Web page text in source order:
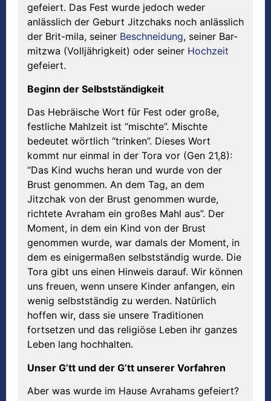
gefeiert. Das Fest wurde jedoch weder
anlässlich der Geburt Jitzchaks noch anlässlich
der Brit-mila, seiner Beschneidung, seiner Bar-
mitzwa (Volljährigkeit) oder seiner Hochzeit
gefeiert.
Beginn der Selbstständigkeit
Das Hebräische Wort für Fest oder große,
festliche Mahlzeit ist “mischte”. Mischte
bedeutet wörtlich “trinken”. Dieses Wort
kommt nur einmal in der Tora vor (Gen 21,8):
“Das Kind wuchs heran und wurde von der
Brust genommen. An dem Tag, an dem
Jitzchak von der Brust genommen wurde,
richtete Avraham ein großes Mahl aus”. Der
Moment, in dem ein Kind von der Brust
genommen wurde, war damals der Moment, in
dem es einigermaßen selbstständig wurde. Die
Tora gibt uns einen Hinweis darauf. Wir können
uns freuen, wenn unsere Kinder anfangen, ein
wenig selbstständig zu werden. Natürlich
hoffen wir, dass sie unsere Traditionen
fortsetzen und das religiöse Leben ihr ganzes
Leben lang hochhalten.
Unser G’tt und der G’tt unserer Vorfahren
Aber was wurde im Hause Avrahams gefeiert?